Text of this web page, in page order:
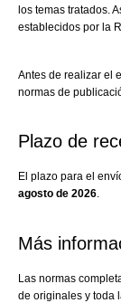
los temas tratados.
establecidos por la
Antes de realizar el
normas de
Plazo de
El plazo para el
agosto de 2026.
Más
Las normas
de originales y toda